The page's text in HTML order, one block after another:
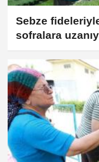
Sebze
sofralara